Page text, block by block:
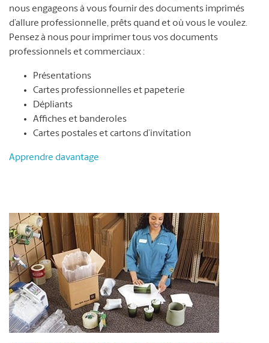
nous engageons à vous fournir des documents imprimés
d’allure professionnelle, prêts quand et où vous le voulez.
Pensez à nous pour imprimer tous vos documents
professionnels et commerciaux :
Présentations
Cartes professionnelles et papeterie
Dépliants
Affiches et banderoles
Cartes postales et cartons d’invitation
Apprendre davantage